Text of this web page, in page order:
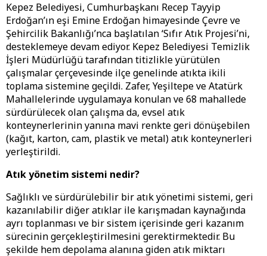
Kepez Belediyesi, Cumhurbaşkanı Recep Tayyip
Erdoğan’ın eşi Emine Erdoğan himayesinde Çevre ve
Şehircilik Bakanlığı’nca başlatılan ‘Sıfır Atık Projesi’ni,
desteklemeye devam ediyor. Kepez Belediyesi Temizlik
İşleri Müdürlüğü tarafından titizlikle yürütülen
çalışmalar çerçevesinde ilçe genelinde atıkta ikili
toplama sistemine geçildi. Zafer, Yeşiltepe ve Atatürk
Mahallelerinde uygulamaya konulan ve 68 mahallede
sürdürülecek olan çalışma da, evsel atık
konteynerlerinin yanına mavi renkte geri dönüşebilen
(kağıt, karton, cam, plastik ve metal) atık konteynerleri
yerleştirildi.
Atık yönetim sistemi nedir?
Sağlıklı ve sürdürülebilir bir atık yönetimi sistemi, geri
kazanılabilir diğer atıklar ile karışmadan kaynağında
ayrı toplanması ve bir sistem içerisinde geri kazanım
sürecinin gerçekleştirilmesini gerektirmektedir. Bu
şekilde hem depolama alanına giden atık miktarı